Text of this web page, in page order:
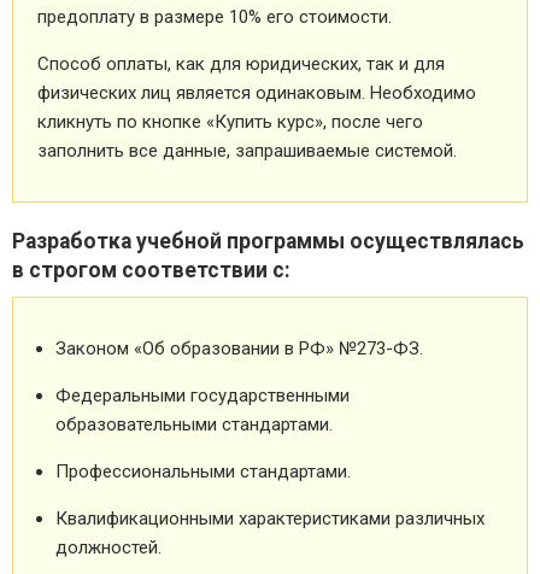
предоплату в размере 10% его стоимости.
Способ оплаты, как для юридических, так и для
физических лиц является одинаковым. Необходимо
кликнуть по кнопке «Купить курс», после чего
заполнить все данные, запрашиваемые системой.
Разработка учебной программы осуществлялась
в строгом соответствии с:
Законом «Об образовании в РФ» №273-ФЗ.
Федеральными государственными
образовательными стандартами.
Профессиональными стандартами.
Квалификационными характеристиками различных
должностей.